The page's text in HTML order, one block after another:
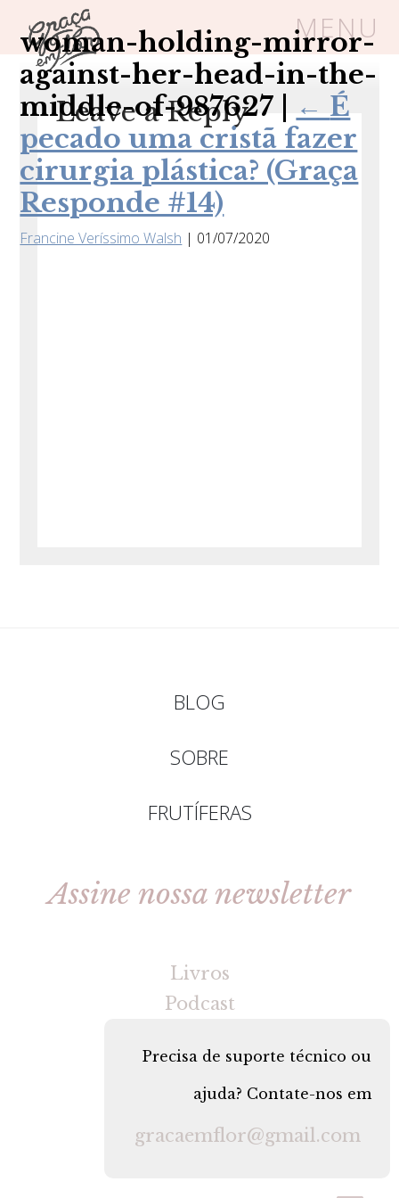
MENU
Um espaço seguro onde mulheres
cristãs podem florescer em Cristo
Livros Carrinho
woman-holding-mirror-
against-her-head-in-the-
middle-of-987627
← É
pecado uma cristã fazer
cirurgia plástica? (Graça
Responde #14)
Francine Veríssimo Walsh | 01/07/2020
Leave a Reply
BLOG
SOBRE
FRUTÍFERAS
Assine nossa newsletter
Livros
Podcast
Precisa de suporte técnico ou
ajuda? Contate-nos em
gracaemflor@gmail.com